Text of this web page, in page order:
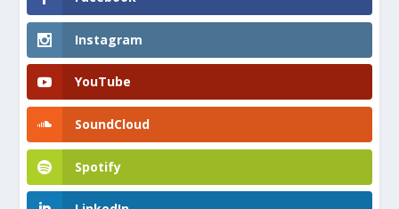
Instagram
YouTube
SoundCloud
Spotify